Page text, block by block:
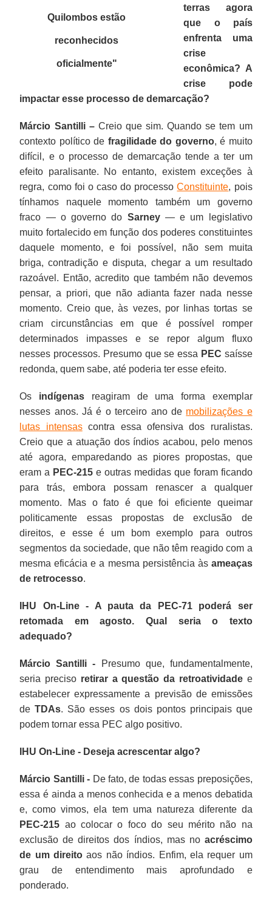
Quilombos estão
reconhecidos
oficialmente"
terras agora
que o país
enfrenta uma
crise
econômica? A
crise pode
impactar esse processo de demarcação?
Márcio Santilli –Creio que sim. Quando se tem um
contexto político de fragilidade do governo, é muito
difícil, e o processo de demarcação tende a ter um
efeito paralisante. No entanto, existem exceções à
regra, como foi o caso do processoConstituinte, pois
tínhamos naquele momento também um governo
fraco — o governo do Sarney— e um legislativo
muito fortalecido em função dos poderes constituintes
daquele momento, e foi possível, não sem muita
briga, contradição e disputa, chegar a um resultado
razoável. Então, acredito que também não devemos
pensar, a priori, que não adianta fazer nada nesse
momento. Creio que, às vezes, por linhas tortas se
criam circunstâncias em que é possível romper
determinados impasses e se repor algum fluxo
nesses processos. Presumo que se essa PEC saísse
redonda, quem sabe, até poderia ter esse efeito.
Os indígenas reagiram de uma forma exemplar
nesses anos. Já é o terceiro ano de mobilizações e
lutas intensascontra essa ofensiva dos ruralistas.
Creio que a atuação dos índios acabou, pelo menos
até agora, emparedando as piores propostas, que
eram a PEC-215 e outras medidas que foram ficando
para trás, embora possam renascer a qualquer
momento. Mas o fato é que foi eficiente queimar
politicamente essas propostas de exclusão de
direitos, e esse é um bom exemplo para outros
segmentos da sociedade, que não têm reagido com a
mesma eficácia e a mesma persistência às ameaças
de retrocesso.
IHU On-Line - A pauta da PEC-71 poderá ser
retomada em agosto. Qual seria o texto
adequado?
Márcio Santilli - Presumo que, fundamentalmente,
seria preciso retirar a questão da retroatividadee
estabelecer expressamente a previsão de emissões
deTDAs. São esses os dois pontos principais que
podem tornar essa PEC algo positivo.
IHU On-Line - Deseja acrescentar algo?
Márcio Santilli - De fato, de todas essas preposições,
essa é ainda a menos conhecida e a menos debatida
e, como vimos, ela tem uma natureza diferente da
PEC-215 ao colocar o foco do seu mérito não na
exclusão de direitos dos índios, mas no acréscimo
de um direito aos não índios. Enfim, ela requer um
grau de entendimento mais aprofundado e
ponderado.